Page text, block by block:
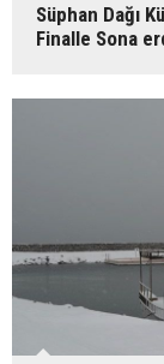
Süphan Dağı
Finalle Sona